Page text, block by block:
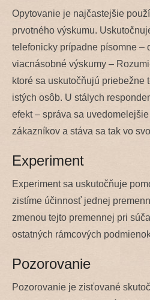
Opytovanie je najčastejšie
prvotného výskumu.
telefonicky prípadne písomne –
viacnásobné výskumy –
ktoré sa uskutočňujú priebežne
istých osôb. U stálych
efekt – správa sa
zákazníkov a stáva sa tak vo
Experiment
Experiment sa uskutočňuje
zistíme účinnosť jednej
zmenou tejto premennej pri
ostatných rámcových
Pozorovanie
Pozorovanie je zisťované